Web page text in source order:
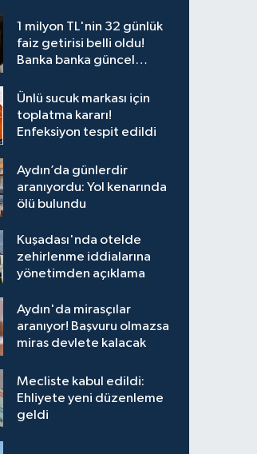
1 milyon TL'nin 32 günlük
faiz getirisi belli oldu!
Banka banka güncel
Ünlü sucuk markası için
toplatma kararı!
Enfeksiyon tespit edildi
Aydın’da günlerdir
aranıyordu: Yol kenarında
ölü bulundu
Kuşadası'nda otelde
zehirlenme iddialarına
yönetimden açıklama
Aydın'da mirasçılar
aranıyor! Başvuru olmazsa
miras devlete kalacak
Mecliste kabul edildi:
Ehliyete yeni düzenleme
geldi